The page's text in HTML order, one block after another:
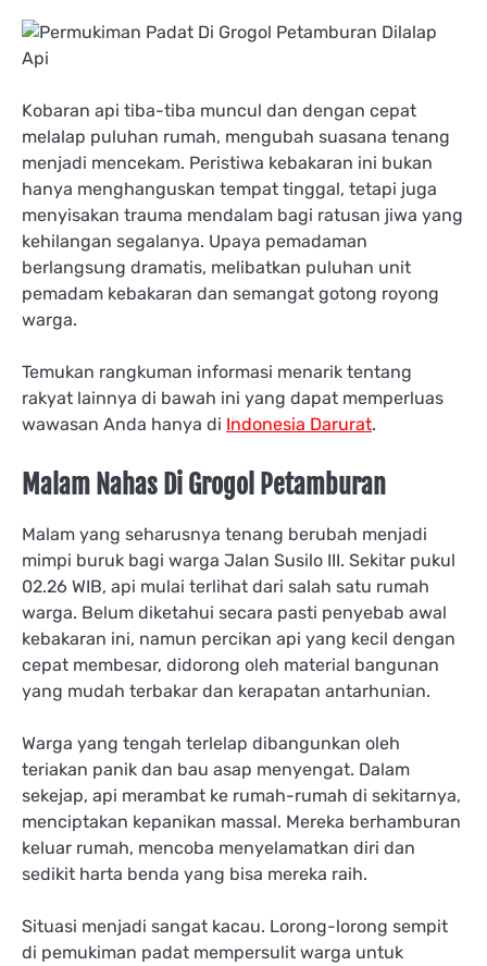
Kobaran api tiba-tiba muncul dan dengan cepat
melalap puluhan rumah, mengubah suasana tenang
menjadi mencekam. Peristiwa kebakaran ini bukan
hanya menghanguskan tempat tinggal, tetapi juga
menyisakan trauma mendalam bagi ratusan jiwa yang
kehilangan segalanya. Upaya pemadaman
berlangsung dramatis, melibatkan puluhan unit
pemadam kebakaran dan semangat gotong royong
warga.
Temukan rangkuman informasi menarik tentang
rakyat lainnya di bawah ini yang dapat memperluas
wawasan Anda hanya di Indonesia Darurat.
Malam Nahas Di Grogol Petamburan
Malam yang seharusnya tenang berubah menjadi
mimpi buruk bagi warga Jalan Susilo III. Sekitar pukul
02.26 WIB, api mulai terlihat dari salah satu rumah
warga. Belum diketahui secara pasti penyebab awal
kebakaran ini, namun percikan api yang kecil dengan
cepat membesar, didorong oleh material bangunan
yang mudah terbakar dan kerapatan antarhunian.
Warga yang tengah terlelap dibangunkan oleh
teriakan panik dan bau asap menyengat. Dalam
sekejap, api merambat ke rumah-rumah di sekitarnya,
menciptakan kepanikan massal. Mereka berhamburan
keluar rumah, mencoba menyelamatkan diri dan
sedikit harta benda yang bisa mereka raih.
Situasi menjadi sangat kacau. Lorong-lorong sempit
di pemukiman padat mempersulit warga untuk